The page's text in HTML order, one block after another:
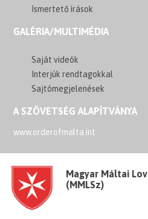
Ismertető írások
GALÉRIA/MULTIMÉDIA
Saját videók
Interjúk rendtagokkal
Sajtómegjelenések
A SZÖVETSÉG ALAPÍTVÁNYA
www.orderofmalta.int
Magyar Máltai
(MMLSz)